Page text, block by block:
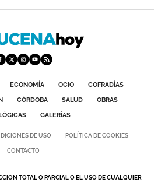
ECONOMÍA OCIO
COFRADÍAS
CÓRDOBA SALUD
OBRAS
GALERÍAS
DE USO POLÍTICA DE COOKIES
CONTACTO
TOTAL O PARCIAL O EL USO DE CUALQUIER